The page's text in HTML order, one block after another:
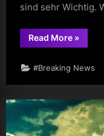
sind sehr Wichtig.
Read More»
#Breaking News